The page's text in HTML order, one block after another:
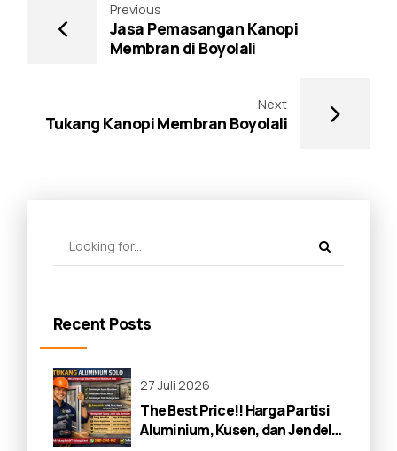
Previous
Jasa Pemasangan Kanopi
Membran di Boyolali
Next
Tukang Kanopi Membran Boyolali
Recent Posts
27 Juli 2026
The Best Price!! Harga Partisi
Aluminium, Kusen, dan Jendela